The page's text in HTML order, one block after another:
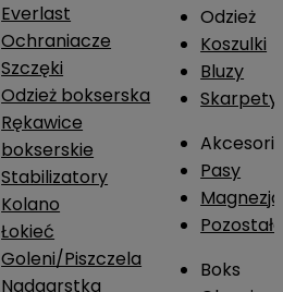
Everlast
Ochraniacze
Szczęki
Odzież bokserska
Rękawice
bokserskie
Stabilizatory
Kolano
Łokieć
Goleni/Piszczela
Nadgarstka
Odzież
Koszulki
Bluzy
Skarpety
Pasy
Magnezja
Boks